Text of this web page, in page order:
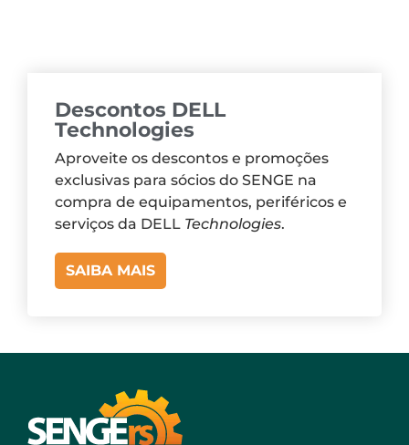
Descontos DELL
Technologies
Aproveite os descontos e promoções
exclusivas para sócios do SENGE na
compra de equipamentos, periféricos e
serviços da DELL Technologies.
SAIBA MAIS